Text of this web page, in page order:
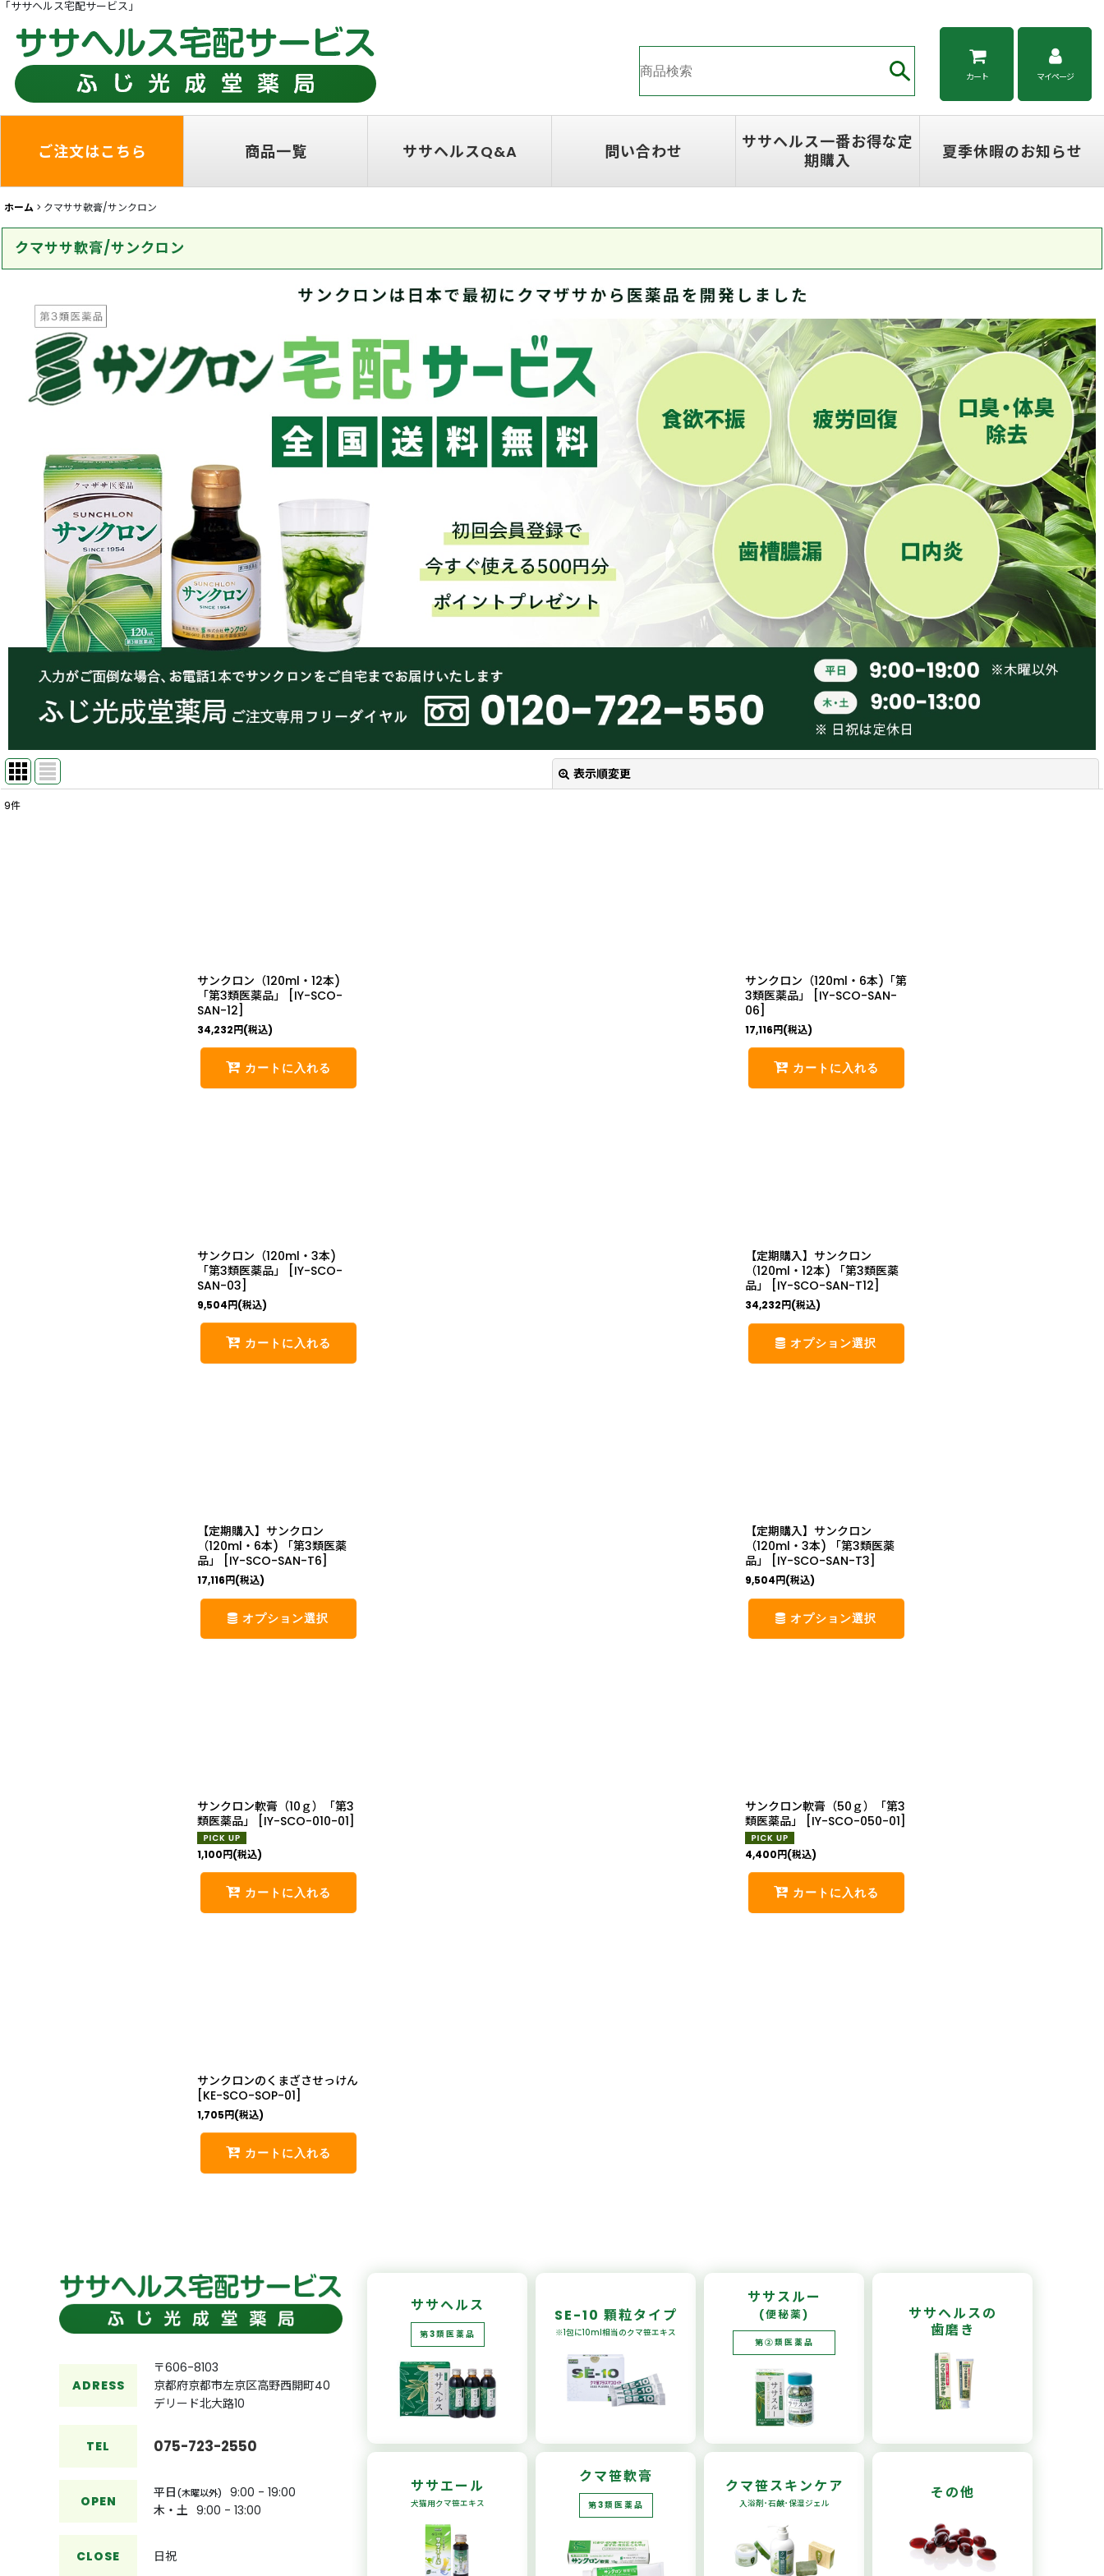
「ササヘルス宅配サービス」
カート マイページ
ご注文はこちら 商品一覧 ササヘルスQ&A 問い合わせ
ササヘルス一番お得な定
期購入
夏季休暇のお知らせ
ホーム > クマササ軟膏/サンクロン
クマササ軟膏/サンクロン
表示順変更
9件
サンクロン（120ml・12本)
「第3類医薬品」
[IY-SCO-
SAN-12]
34,232円(税込)
カートに入れる
サンクロン（120ml・6本)「第
3類医薬品」
[IY-SCO-SAN-
06]
17,116円(税込)
カートに入れる
サンクロン（120ml・3本)
「第3類医薬品」
[IY-SCO-
SAN-03]
9,504円(税込)
カートに入れる
【定期購入】サンクロン
（120ml・12本) 「第3類医薬
品」
[IY-SCO-SAN-T12]
34,232円(税込)
オプション選択
【定期購入】サンクロン
（120ml・6本) 「第3類医薬
品」
[IY-SCO-SAN-T6]
17,116円(税込)
オプション選択
【定期購入】サンクロン
（120ml・3本) 「第3類医薬
品」
[IY-SCO-SAN-T3]
9,504円(税込)
オプション選択
サンクロン軟膏（10ｇ）「第3
類医薬品」
[IY-SCO-010-01]
1,100円(税込)
カートに入れる
サンクロン軟膏（50ｇ）「第3
類医薬品」
[IY-SCO-050-01]
4,400円(税込)
カートに入れる
サンクロンのくまざさせっけん
[KE-SCO-SOP-01]
1,705円(税込)
カートに入れる
ADRESS
〒606-8103
京都府京都市左京区高野西開町40
デリード北大路10
TEL 075-723-2550
OPEN
平日(木曜以外)
9:00 - 19:00
木・土 9:00 - 13:00
CLOSE 日祝
ササヘルス
第3類医薬品
SE-10 顆粒タイプ
※1包に10ml相当のクマ笹エキス
ササスルー
(便秘薬)
第②類医薬品
ササヘルスの
歯磨き
ササエール
犬猫用クマ笹エキス
クマ笹軟膏
第3類医薬品
クマ笹スキンケア
入浴剤･石鹸･保湿ジェル
その他